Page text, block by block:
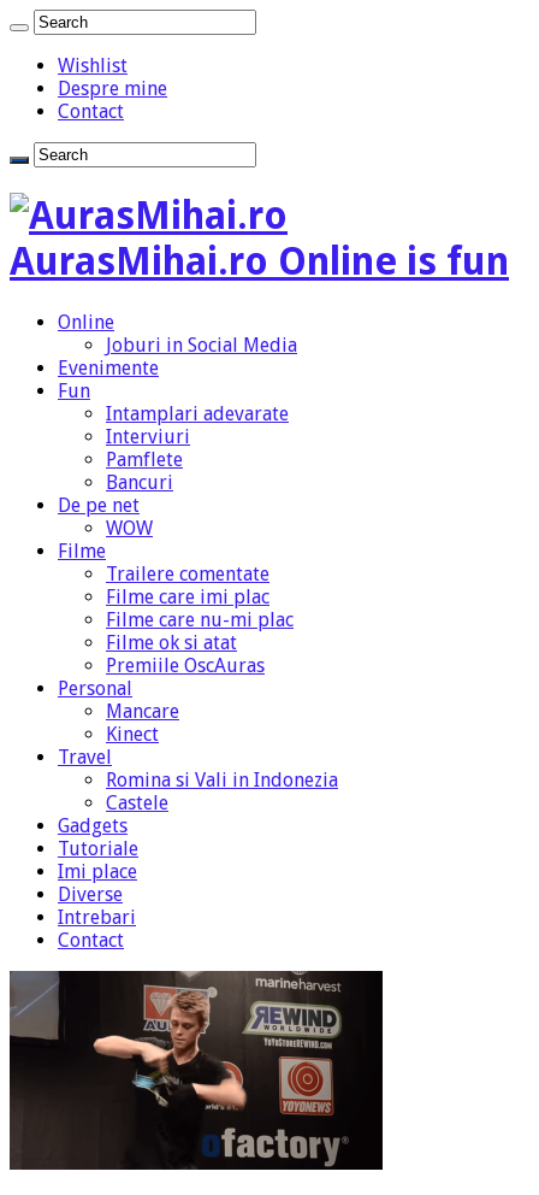
Wishlist
Despre mine
Contact
AurasMihai.ro Online is fun
Online
Joburi in Social Media
Evenimente
Fun
Intamplari adevarate
Interviuri
Pamflete
Bancuri
De pe net
WOW
Filme
Trailere comentate
Filme care imi plac
Filme care nu-mi plac
Filme ok si atat
Premiile OscAuras
Personal
Mancare
Kinect
Travel
Romina si Vali in Indonezia
Castele
Gadgets
Tutoriale
Imi place
Diverse
Intrebari
Contact